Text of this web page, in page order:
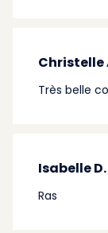
Christelle
Très belle
Isabelle D.
Ras